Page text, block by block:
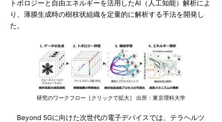
トポロジーと自由エネルギーを活用したAI（人工知能）解析によ
り、薄膜生成時の樹枝状組織を定量的に解析する手法を開発し
た。
研究のワークフロー［クリックで拡大］ 出所：東京理科大学
Beyond 5Gに向けた次世代の電子デバイスでは、テラヘルツ